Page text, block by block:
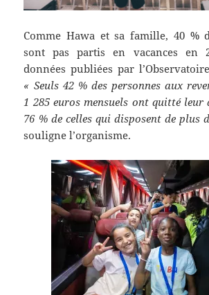
Comme Hawa et sa famille, 40 %
sont pas partis en vacances en
données publiées par
« Seuls 42 % des personnes aux
1 285 euros mensuels ont quitté leur
76 % de celles qui disposent de plus
souligne l’organisme.